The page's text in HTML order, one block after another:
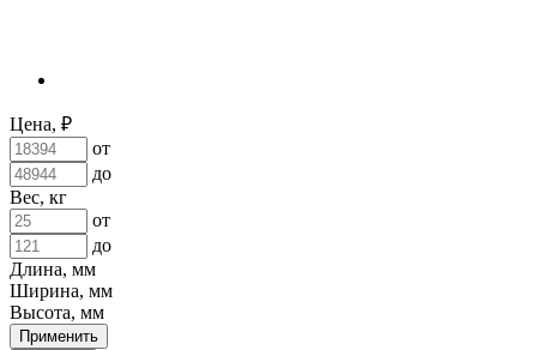
Цена, ₽
от
до
Вес, кг
от
до
Длина, мм
Ширина, мм
Высота, мм
Применить